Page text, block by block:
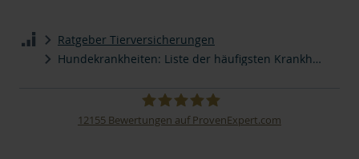
Ratgeber Tierversicherungen
Hundekrankheiten: Liste der häufigsten Krankheiten
12155 Bewertungen auf ProvenExpert.com